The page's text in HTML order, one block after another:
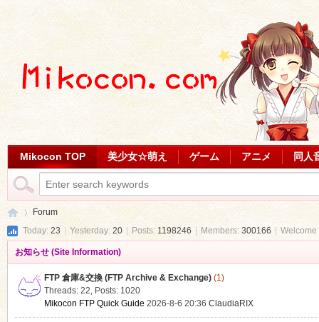
Mikocon TOP 美少女☆萌え ゲーム アニメ 同人
Forum
Today: 23 Yesterday: 20 Posts: 1198246 Members: 300166
お知らせ (Site Information)
FTP 倉庫&交換 (FTP Archive & Exchange)(1)
Threads: 22, Posts: 1020
Mikocon FTP Quick Guide 2026-8-6 20:36 ClaudiaRIX